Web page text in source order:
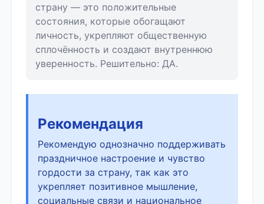
страну — это положительные
состояния, которые обогащают
личность, укрепляют общественную
сплочённость и создают внутреннюю
уверенность. Решительно: ДА.
Рекомендация
Рекомендую однозначно поддерживать
праздничное настроение и чувство
гордости за страну, так как это
укрепляет позитивное мышление,
социальные связи и национальное